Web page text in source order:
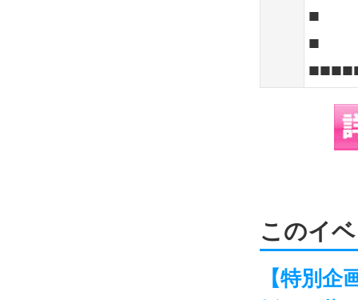
■
■
このイ
【特別